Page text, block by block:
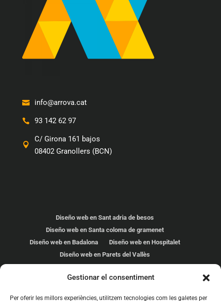
Gestionar el consentiment
Per oferir les millors experiències, utilitzem tecnologies com les galetes per
info@arrova.cat
93 142 62 97
C/ Girona 161 bajos
08402 Granollers (BCN)
Diseño web en Sant adria de besos
Diseño web en Santa coloma de gramenet
Diseño web en Badalona
Diseño web en Hospitalet
Diseño web en Parets del Vallès
Diseño web en Les Franqueses